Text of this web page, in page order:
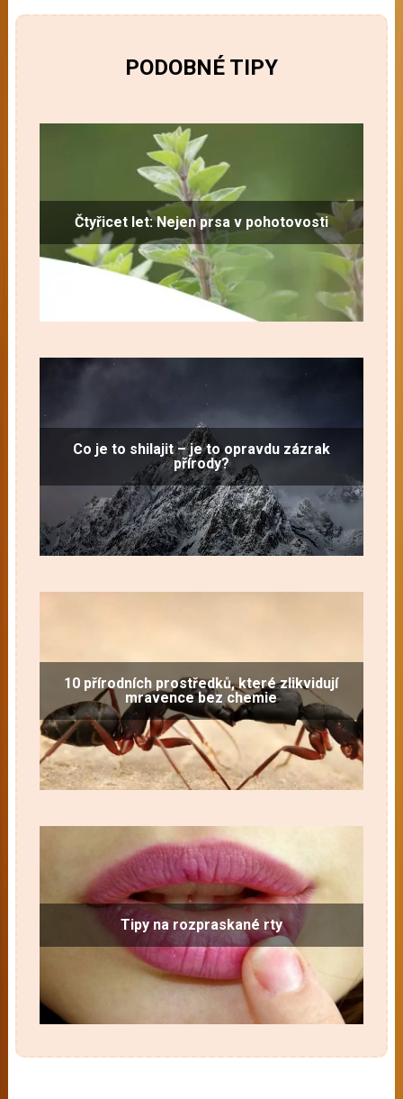
PODOBNÉ TIPY
Čtyřicet let: Nejen prsa v pohotovosti
Co je to shilajit – je to opravdu zázrak
přírody?
10 přírodních prostředků, které zlikvidují
mravence bez chemie
Tipy na rozpraskané rty